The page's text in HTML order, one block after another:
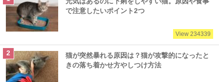
で注意したいポイント2つ
View 234339
猫が突然暴れる原因は？猫が攻撃的になったと
きの落ち着かせ方やしつけ方法